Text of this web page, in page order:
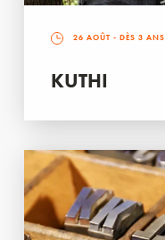
26 AOÛT - DÈS 3 ANS
KUTHI